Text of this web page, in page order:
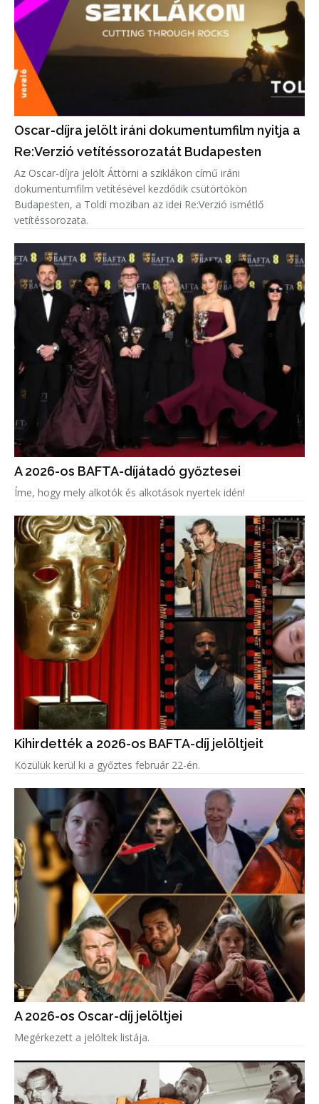
Oscar-díjra jelölt iráni dokumentumfilm nyitja a
Re:Verzió vetítéssorozatát Budapesten
Az Oscar-díjra jelölt Áttörni a sziklákon című iráni
dokumentumfilm vetítésével kezdődik csütörtökön
Budapesten, a Toldi moziban az idei Re:Verzió ismétlő
vetítéssorozata.
A 2026-os BAFTA-díjátadó győztesei
Íme, hogy mely alkotók és alkotások nyertek idén!
Kihirdették a 2026-os BAFTA-díj jelöltjeit
Közülük kerül ki a győztes február 22-én.
A 2026-os Oscar-díj jelöltjei
Megérkezett a jelöltek listája.